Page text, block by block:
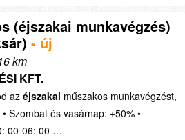
(éjszakai munkavégzés)
- új
km
KFT.
az éjszakai műszakos munkavégzést,
Szombat és vasárnap: +50% •
00-06: 00 …